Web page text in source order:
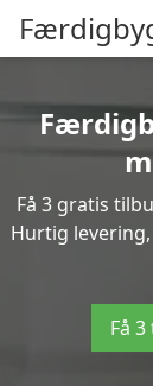
Få 3 gratis
Hurtig
Få